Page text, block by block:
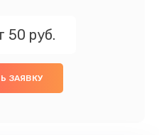
50 руб.
ЗАЯВКУ